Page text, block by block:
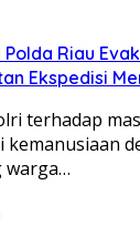
Riau
Ekspedisi
terhadap
kemanusiaan
warga…